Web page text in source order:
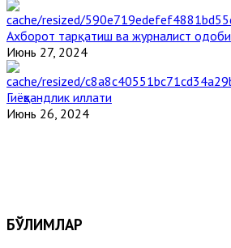
Ахборот тарқатиш ва журналист одоби
Июнь 27, 2024
Гиёҳвандлик иллати
Июнь 26, 2024
БЎЛИМЛАР